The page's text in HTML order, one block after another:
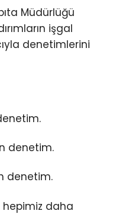
Müdürlüğü
işgal
denetimlerini
denetim.
denetim.
daha